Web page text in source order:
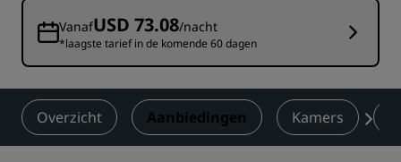
VanafUSD 73.08/nacht
*laagste tarief in de komende 60 dagen
Overzicht Aanbiedingen Kamers